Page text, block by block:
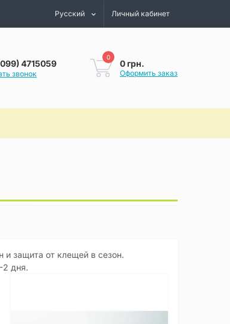
Русский Личный кабинет
4715059
звонок
0
0 грн.
Оформить заказ
и защита от клещей в сезон.
2 дня.